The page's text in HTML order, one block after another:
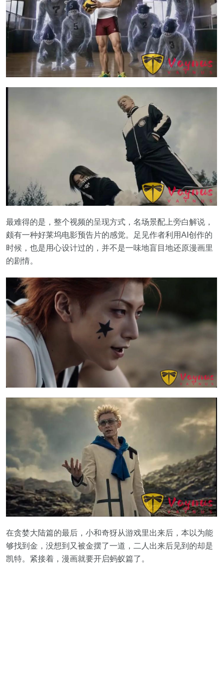
最难得的是，整个视频的呈现方式，名场景配上旁白解说，
颇有一种好莱坞电影预告片的感觉。足见作者利用AI创作的
时候，也是用心设计过的，并不是一味地盲目地还原漫画里
的剧情。
在贪婪大陆篇的最后，小和奇犽从游戏里出来后，本以为能
够找到金，没想到又被金摆了一道，二人出来后见到的却是
凯特。紧接着，漫画就要开启蚂蚁篇了。